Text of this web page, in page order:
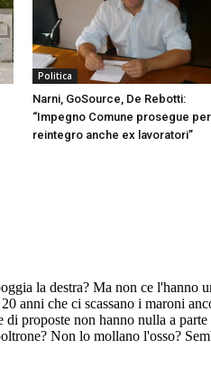
Politica
Narni, GoSource, De Rebotti:
“Impegno Comune prosegue per
reintegro anche ex lavoratori”